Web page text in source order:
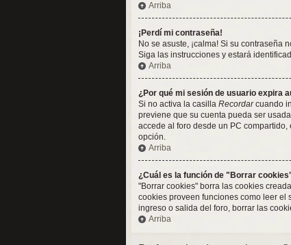
Arriba
¡Perdí mi contraseña!
No se asuste, ¡calma! Si su
Siga las instrucciones y estará
Arriba
¿Por qué mi sesión de usuario expira
Si no activa la casilla Recordarcuando
previene que su cuenta pueda ser
accede al foro desde un PC
opción.
Arriba
¿Cuál es la función de "Borrar
"Borrar cookies" borra las cookies
cookies proveen funciones como leer el
ingreso o salida del foro, borrar las
Arriba